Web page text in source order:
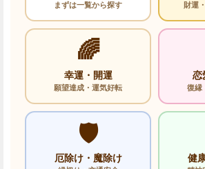
まずは一覧から探す 財運
🌈
幸運・開運
願望達成・運気好転
恋
復縁
🛡️
厄除け・魔除け 健